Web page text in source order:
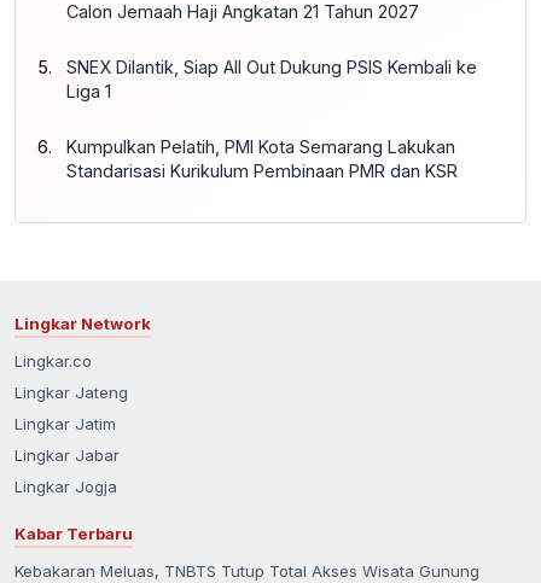
Calon Jemaah Haji Angkatan 21 Tahun 2027
SNEX Dilantik, Siap All Out Dukung PSIS Kembali ke
Liga 1
Kumpulkan Pelatih, PMI Kota Semarang Lakukan
Standarisasi Kurikulum Pembinaan PMR dan KSR
Lingkar Network
Lingkar.co
Lingkar Jateng
Lingkar Jatim
Lingkar Jabar
Lingkar Jogja
Kabar Terbaru
Kebakaran Meluas, TNBTS Tutup Total Akses Wisata Gunung